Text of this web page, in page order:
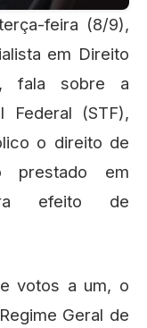
em Direito
fala sobre a
Federal (STF),
o direito de
prestado em
efeito de
votos a um, o
Geral de